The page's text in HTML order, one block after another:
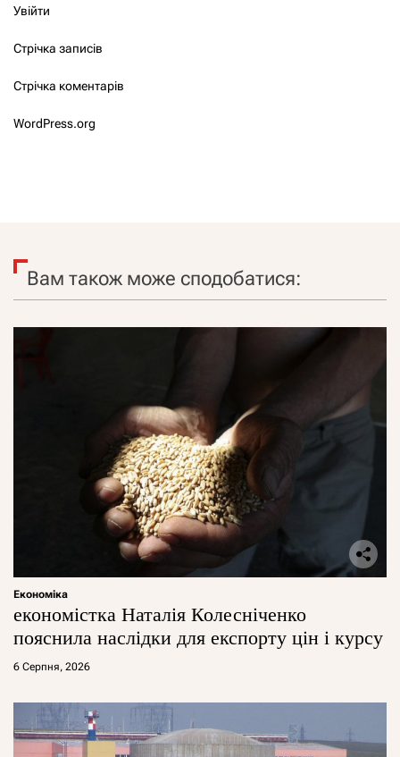
Увійти
Стрічка записів
Стрічка коментарів
WordPress.org
Вам також може сподобатися:
Економіка
економістка Наталія Колесніченко
пояснила наслідки для експорту цін і курсу
6 Серпня, 2026